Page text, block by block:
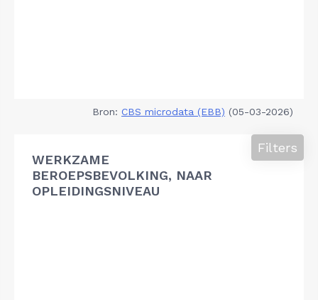
Bron: CBS microdata (EBB) (05-03-2026)
WERKZAME
BEROEPSBEVOLKING, NAAR
OPLEIDINGSNIVEAU
Filters